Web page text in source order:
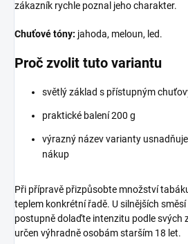
zákazník rychle poznal jeho charakter.
Chuťové tóny: jahoda, meloun, led.
Proč zvolit tuto variantu
světlý základ s přístupným
praktické balení 200 g
výrazný název varianty
nákup
Při přípravě přizpůsobte množství
teplem konkrétní řadě. U silnějších
postupně dolaďte intenzitu podle svých
určen výhradně osobám starším 18 let.